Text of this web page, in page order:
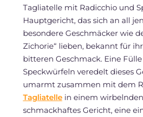
Tagliatelle mit Radicchio und
Hauptgericht, das sich an all
besondere Geschmäcker wie
Zichorie“ lieben, bekannt für
bitteren Geschmack. Eine
Speckwürfeln veredelt dieses
umarmt zusammen mit dem
Tagliatellein einem wirbelnden
schmackhaftes Gericht, eine